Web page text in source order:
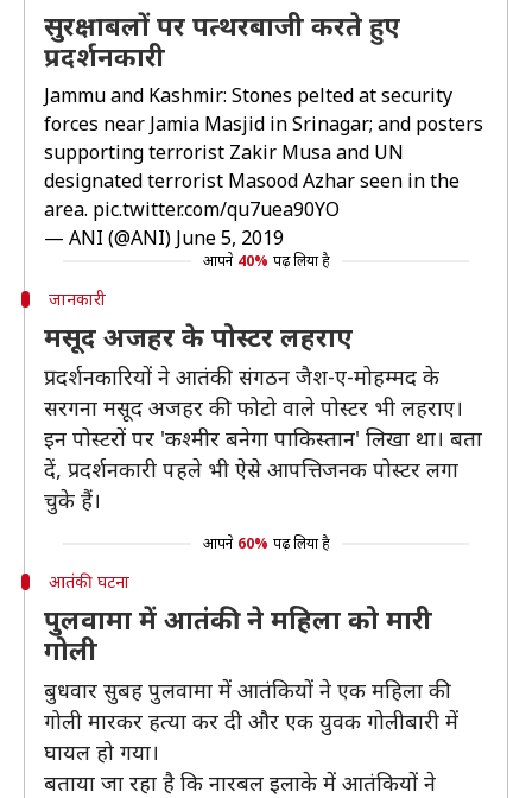
सुरक्षाबलों पर पत्थरबाजी करते हुए
प्रदर्शनकारी
Jammu and Kashmir: Stones pelted at security
forces near Jamia Masjid in Srinagar; and posters
supporting terrorist Zakir Musa and UN
designated terrorist Masood Azhar seen in the
area. pic.twitter.com/qu7uea90YO
— ANI (@ANI) June 5, 2019
आपने 40% पढ़ लिया है
जानकारी
मसूद अजहर के पोस्टर लहराए
प्रदर्शनकारियों ने आतंकी संगठन जैश-ए-मोहम्मद के
सरगना मसूद अजहर की फोटो वाले पोस्टर भी लहराए।
इन पोस्टरों पर 'कश्मीर बनेगा पाकिस्तान' लिखा था। बता
दें, प्रदर्शनकारी पहले भी ऐसे आपत्तिजनक पोस्टर लगा
चुके हैं।
आपने 60% पढ़ लिया है
आतंकी घटना
पुलवामा में आतंकी ने महिला को मारी
गोली
बुधवार सुबह पुलवामा में आतंकियों ने एक महिला की
गोली मारकर हत्या कर दी और एक युवक गोलीबारी में
घायल हो गया।
बताया जा रहा है कि नारबल इलाके में आतंकियों ने